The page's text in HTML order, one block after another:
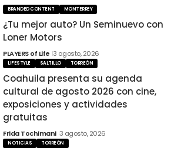
BRANDED CONTENT MONTERREY
¿Tu mejor auto? Un Seminuevo con
Loner Motors
PLAYERS of Life 3 agosto, 2026
LIFESTYLE SALTILLO TORREÓN
Coahuila presenta su agenda
cultural de agosto 2026 con cine,
exposiciones y actividades
gratuitas
Frida Tochimani 3 agosto, 2026
NOTICIAS TORREÓN